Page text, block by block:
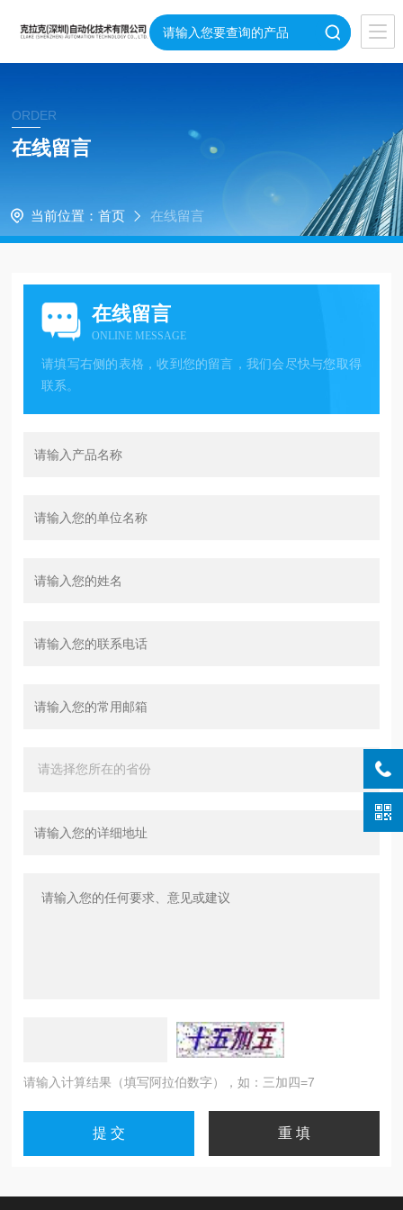
ORDER
在线留言
当前位置： 首页 在线留言
在线留言
ONLINE MESSAGE
请填写右侧的表格，收到您的留言，我们会尽快与您取得
联系。
请输入计算结果（填写阿拉伯数字），如：三加四=7